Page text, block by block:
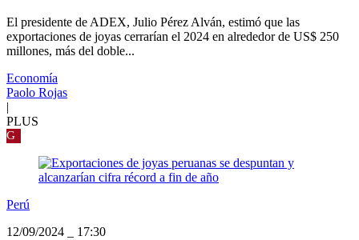
El presidente de ADEX, Julio Pérez Alván, estimó que las
exportaciones de joyas cerrarían el 2024 en alrededor de US$ 250
millones, más del doble...
Economía
Paolo Rojas
|
PLUS
G
Perú
12/09/2024
17:30